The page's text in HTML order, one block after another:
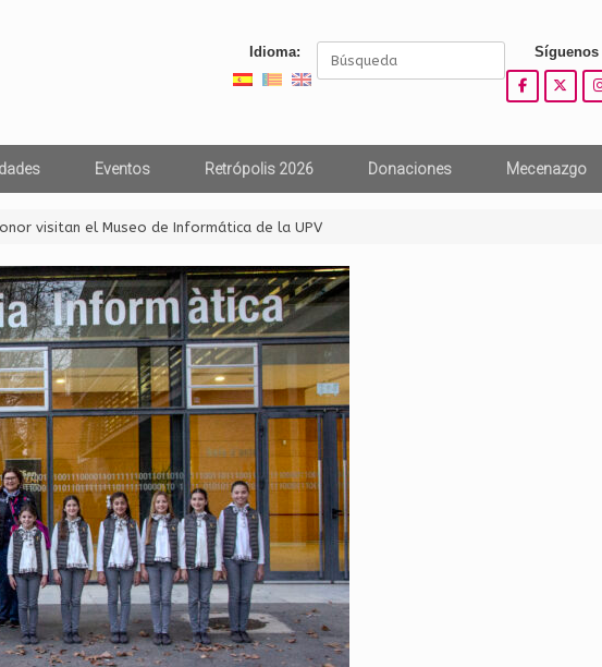
Idioma: Buscar:
Síguenos
Eventos Retrópolis 2026 Donaciones Mecenazgo
visitan el Museo de Informática de la UPV